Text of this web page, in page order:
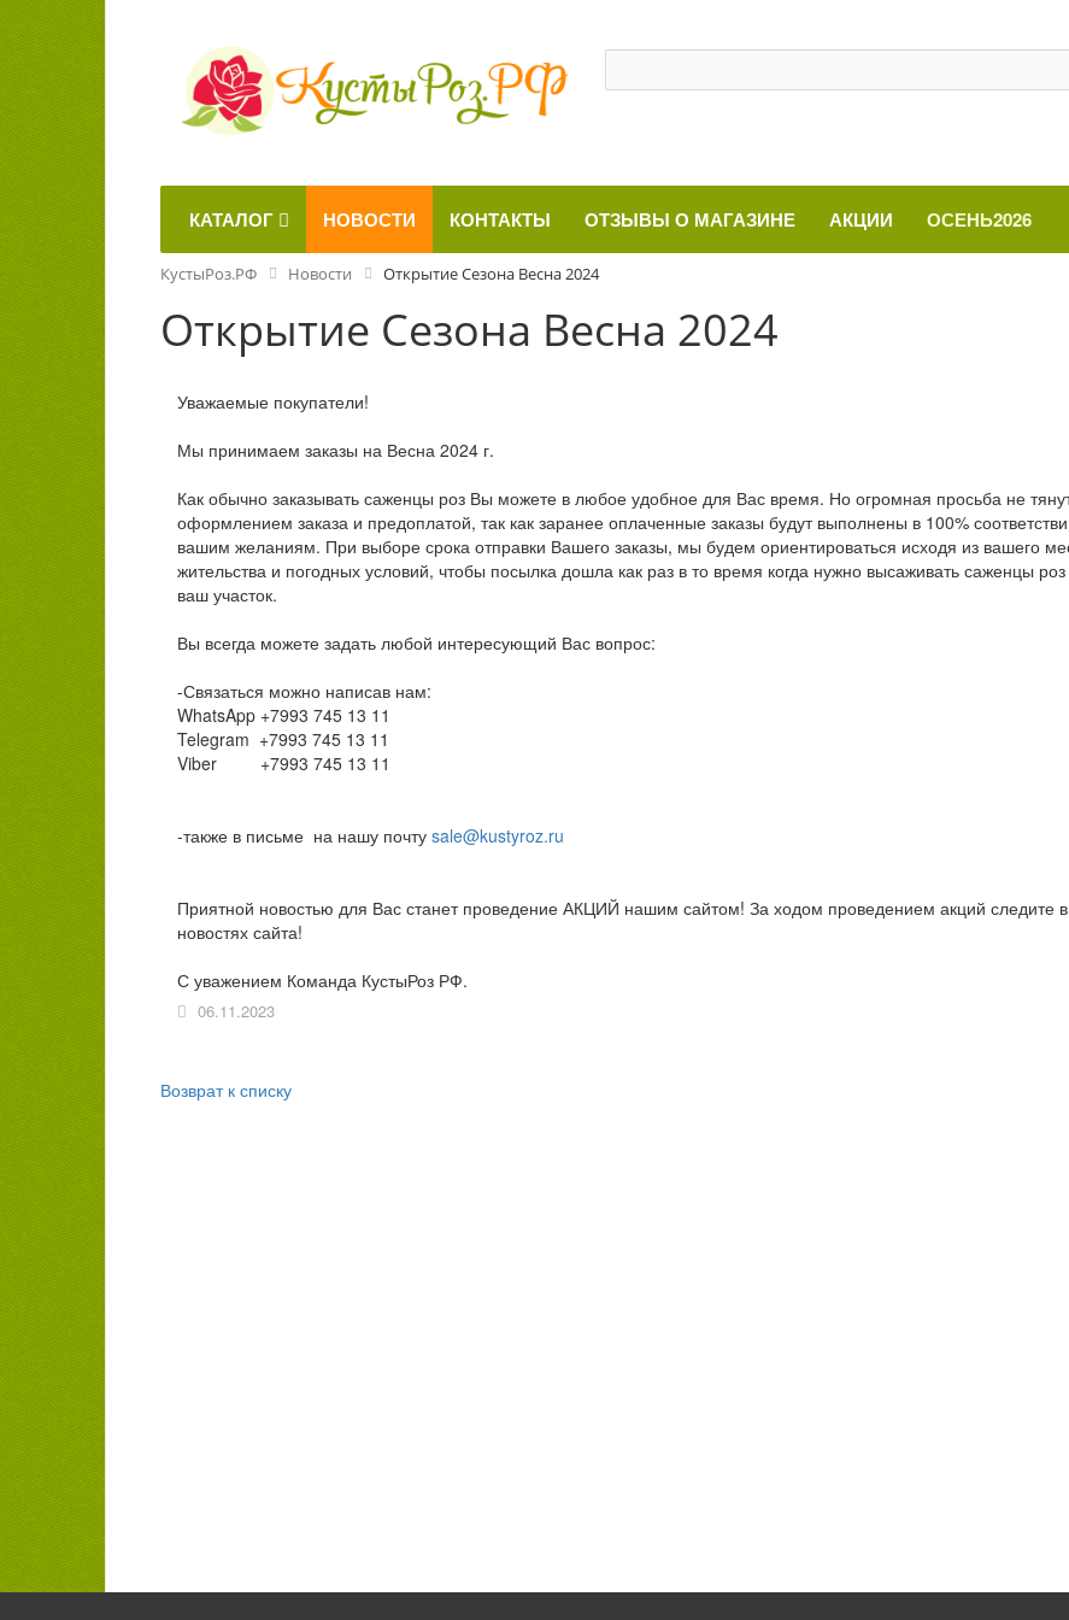
КАТАЛОГ НОВОСТИ КОНТАКТЫ ОТЗЫВЫ О МАГАЗИНЕ АКЦИИ ОСЕНЬ2026
КустыРоз.РФ Новости Открытие Сезона Весна 2024
Открытие Сезона Весна 2024
Уважаемые покупатели!
Мы принимаем заказы на Весна 2024 г.
Как обычно заказывать саженцы роз Вы можете в любое удобное для Вас время. Но огромная просьба не
оформлением заказа и предоплатой, так как заранее оплаченные заказы будут выполнены в 100%
вашим желаниям. При выборе срока отправки Вашего заказы, мы будем ориентироваться исходя из вашего
жительства и погодных условий, чтобы посылка дошла как раз в то время когда нужно высаживать саженцы
ваш участок.
Вы всегда можете задать любой интересующий Вас вопрос:
-Связаться можно написав нам:
WhatsApp +7993 745 13 11
Telegram +7993 745 13 11
Viber +7993 745 13 11
-также в письме на нашу почту sale@kustyroz.ru
Приятной новостью для Вас станет проведение АКЦИЙ нашим сайтом! За ходом проведением акций следите в
новостях сайта!
С уважением Команда КустыРоз РФ.
06.11.2023
Возврат к списку